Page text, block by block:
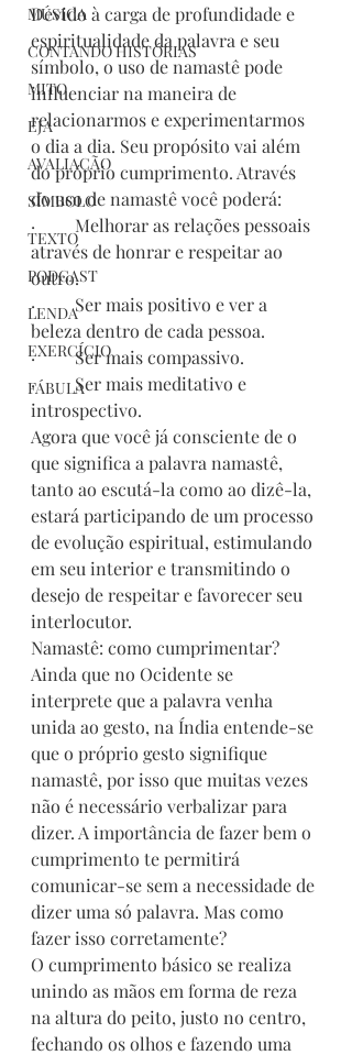
MÚSICA
CONTANDO HISTÓRIAS
MITO
EJA
AVALIAÇÃO
SÍMBOLO
TEXTO
PODCAST
LENDA
EXERCÍCIO
FÁBULA
Devido à carga de profundidade e
espiritualidade da palavra e seu
símbolo, o uso de namastê pode
influenciar na maneira de
relacionarmos e experimentarmos
o dia a dia. Seu propósito vai além
do próprio cumprimento. Através
do uso de namastê você poderá:
·         Melhorar as relações pessoais
através de honrar e respeitar ao
outro.
·         Ser mais positivo e ver a
beleza dentro de cada pessoa.
·         Ser mais compassivo.
·         Ser mais meditativo e
introspectivo.
Agora que você já consciente de o
que significa a palavra namastê,
tanto ao escutá-la como ao dizê-la,
estará participando de um processo
de evolução espiritual, estimulando
em seu interior e transmitindo o
desejo de respeitar e favorecer seu
interlocutor.
Namastê: como cumprimentar?
Ainda que no Ocidente se
interprete que a palavra venha
unida ao gesto, na Índia entende-se
que o próprio gesto signifique
namastê, por isso que muitas vezes
não é necessário verbalizar para
dizer. A importância de fazer bem o
cumprimento te permitirá
comunicar-se sem a necessidade de
dizer uma só palavra. Mas como
fazer isso corretamente?
O cumprimento básico se realiza
unindo as mãos em forma de reza
na altura do peito, justo no centro,
fechando os olhos e fazendo uma